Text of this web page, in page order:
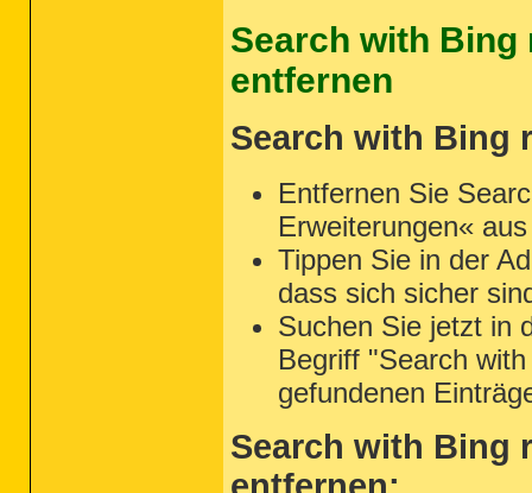
Search with
entfernen
Search with Bing
Entfernen Sie
Erweiterungen«
Tippen Sie in der
dass sich sicher
Suchen Sie jetzt in
Begriff "Search
gefundenen
Search with Bing